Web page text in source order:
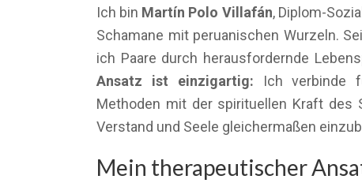
Ich bin Martín Polo Villafán, Diplom-
Schamane mit peruanischen Wurzeln.
ich Paare durch herausfordernde
Ansatz ist einzigartig: Ich verbinde
Methoden mit der spirituellen Kraft des
Verstand und Seele gleichermaßen
Mein therapeutischer